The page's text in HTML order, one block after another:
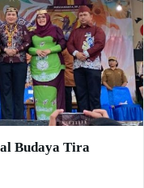
Budaya Tira